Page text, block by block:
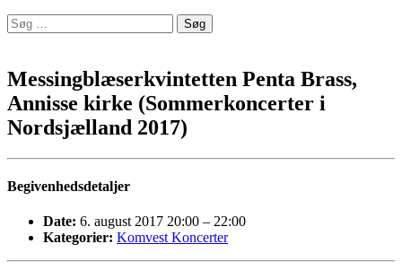
Søg
efter:
Messingblæserkvintetten Penta Brass,
Annisse kirke (Sommerkoncerter i
Nordsjælland 2017)
Begivenhedsdetaljer
Date: 6. august 2017 20:00 – 22:00
Kategorier: Komvest Koncerter